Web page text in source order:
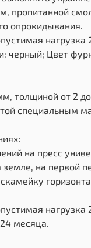
опрокидывания.
черный; Цвет
толщиной от 2
специальным
на пресс
на первой
месяца.